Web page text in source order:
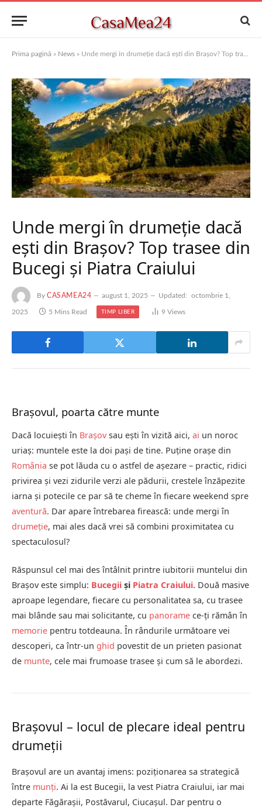
Prima pagină » News » Unde mergi în drumeție dacă ești din Brașov? Top trasee din Bucegi și Piatra Craiului
Unde mergi în drumeție dacă
ești din Brașov? Top trasee din
Bucegi și Piatra Craiului
By CASAMEA24 august 1, 2025 Updated: octombrie 1,
2025 5 Mins Read TIMP LIBER 9 Views
Brașovul, poarta către munte
Dacă locuiești în Brașov sau ești în vizită aici, ai un noroc
uriaș: muntele este la doi pași de tine. Puține orașe din
România se pot lăuda cu o astfel de așezare – practic, ridici
privirea și vezi zidurile verzi ale pădurii, crestele înzăpezite
iarna și potecile ce par să te cheme în fiecare weekend spre
aventură. Dar apare întrebarea firească: unde mergi în
drumeție, mai ales dacă vrei să combini proximitatea cu
spectaculosul?
Răspunsul cel mai des întâlnit printre iubitorii muntelui din
Brașov este simplu: Bucegii și Piatra Craiului. Două masive
aproape legendare, fiecare cu personalitatea sa, cu trasee
mai blânde sau mai solicitante, cu panorame ce-ți rămân în
memorie pentru totdeauna. În rândurile următoare vei
descoperi, ca într-un ghid povestit de un prieten pasionat
de munte, cele mai frumoase trasee și cum să le abordezi.
Brașovul – locul de plecare ideal pentru
drumeții
Brașovul are un avantaj imens: poziționarea sa strategică
între munți. Ai la est Bucegii, la vest Piatra Craiului, iar mai
departe Făgărașii, Postăvarul, Ciucașul. Dar pentru o